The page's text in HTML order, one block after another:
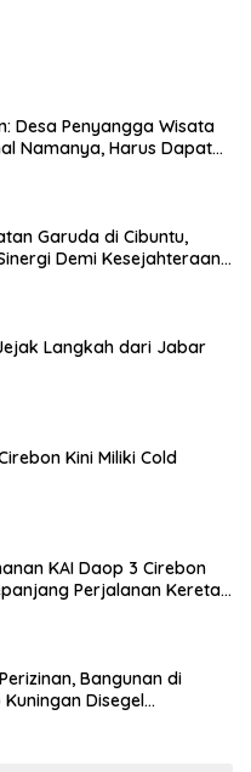
Desa Penyangga Wisata
Namanya, Harus Dapat
Garuda di Cibuntu,
Demi Kesejahteraan
Langkah dari Jabar
Kini Miliki Cold
KAI Daop 3 Cirebon
Perjalanan Kereta
Bangunan di
Disegel